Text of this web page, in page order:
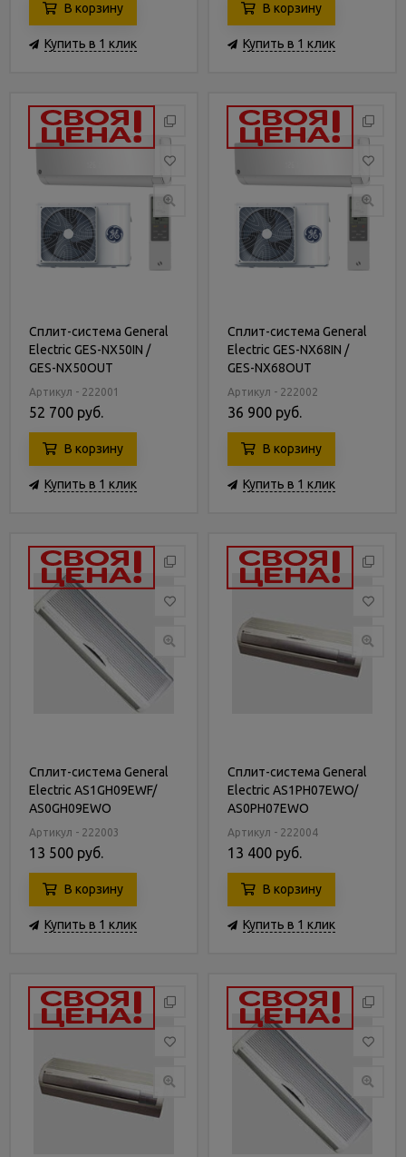
В корзину
Купить в 1 клик
В корзину
Купить в 1 клик
Сплит-система General
Electric GES-NX50IN /
GES-NX50OUT
Артикул - 222001
52 700 руб.
В корзину
Купить в 1 клик
Сплит-система General
Electric GES-NX68IN /
GES-NX68OUT
Артикул - 222002
36 900 руб.
В корзину
Купить в 1 клик
Сплит-система General
Electric AS1GH09EWF/
AS0GH09EWO
Артикул - 222003
13 500 руб.
В корзину
Купить в 1 клик
Сплит-система General
Electric AS1PH07EWO/
AS0PH07EWO
Артикул - 222004
13 400 руб.
В корзину
Купить в 1 клик